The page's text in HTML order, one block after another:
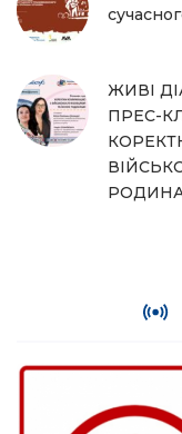
ЖИВІ
ПРЕС-